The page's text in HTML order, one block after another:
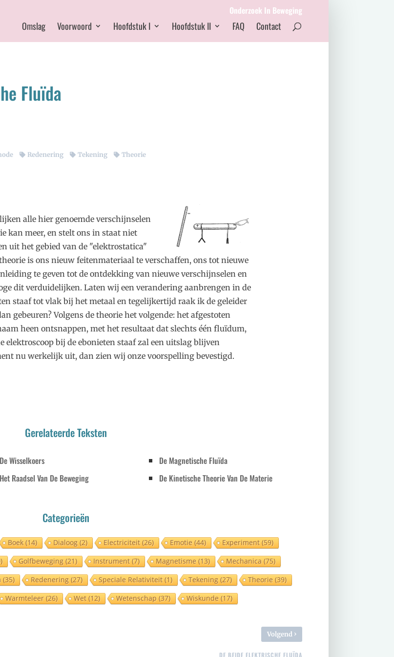
Onderzoek In Beweging
Omslag Voorwoord Hoofdstuk I Hoofdstuk II FAQ Contact
Fluïda
Redenering Tekening Theorie
alle hier genoemde verschijnselen
kan meer, en stelt ons in staat niet
uit het gebied van de "elektrostatica"
is ons nieuw feitenmateriaal te verschaffen, ons tot nieuwe
te geven tot de ontdekking van nieuwe verschijnselen en
dit verduidelijken. Laten wij een verandering aanbrengen in de
staaf tot vlak bij het metaal en tegelijkertijd raak ik de geleider
gebeuren? Volgens de theorie het volgende: het afgestoten
heen ontsnappen, met het resultaat dat slechts één fluïdum,
elektroscoop bij de ebonieten staaf zal een uitslag blijven
nu werkelijk uit, dan zien wij onze voorspelling bevestigd.
Gerelateerde Teksten
De Wisselkoers
De Magnetische Fluïda
Het Raadsel Van De Beweging De Kinetische Theorie Van De Materie
Categorieën
Boek(14) Dialoog(2) Electriciteit(26) Emotie(44) Experiment(59)
Golfbeweging(21) Instrument(7) Magnetisme(13) Mechanica(75)
(35) Redenering(27) Speciale Relativiteit(1) Tekening(27) Theorie(39)
Warmteleer(26) Wet(12) Wetenschap(37) Wiskunde(17)
Volgend ›
DE BEIDE ELEKTRISCHE FLUÏDA